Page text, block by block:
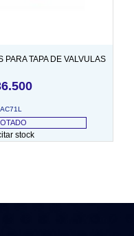
PARA TAPA DE VALVULAS
stock